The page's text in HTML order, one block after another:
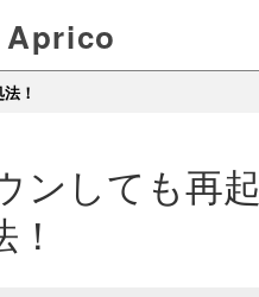
Aprico
！
ンしても再起